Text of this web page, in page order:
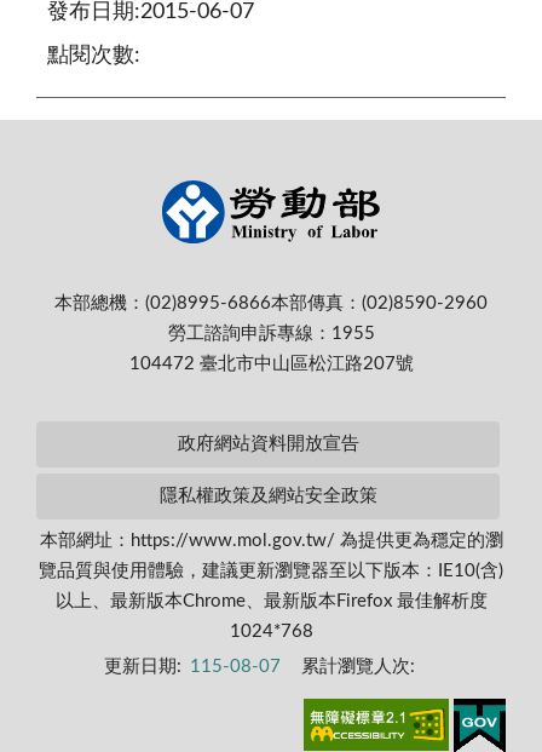
發布日期:2015-06-07
點閱次數:
本部總機：(02)8995-6866本部傳真：(02)8590-2960
勞工諮詢申訴專線：1955
104472 臺北市中山區松江路207號
政府網站資料開放宣告
隱私權政策及網站安全政策
本部網址：https://www.mol.gov.tw/ 為提供更為穩定的瀏
覽品質與使用體驗，建議更新瀏覽器至以下版本：IE10(含)
以上、最新版本Chrome、最新版本Firefox 最佳解析度
1024*768
更新日期: 115-08-07 累計瀏覽人次: